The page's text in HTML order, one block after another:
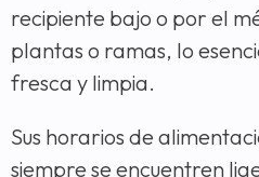
recipiente bajo o por el
plantas o ramas, lo
fresca y limpia.
Sus horarios de
siempre se encuentren